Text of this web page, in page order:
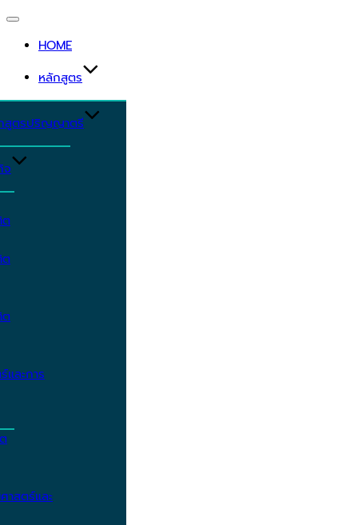
Toggle
navigation
HOME
หลักสูตร
สูตรปริญญาตรี
จ
ต
ต
ต
ละการ
สตร์และ